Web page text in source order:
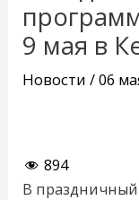
9 мая в
Новости /06
894
В праздничный